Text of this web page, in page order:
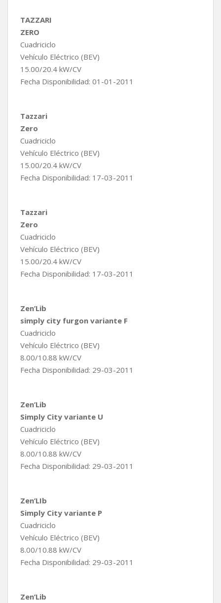
TAZZARI
ZERO
Cuadriciclo
Vehículo Eléctrico (BEV)
15.00/20.4 kW/CV
Fecha Disponibilidad: 01-01-2011
Tazzari
Zero
Cuadriciclo
Vehículo Eléctrico (BEV)
15.00/20.4 kW/CV
Fecha Disponibilidad: 17-03-2011
Tazzari
Zero
Cuadriciclo
Vehículo Eléctrico (BEV)
15.00/20.4 kW/CV
Fecha Disponibilidad: 17-03-2011
Zen’Lib
simply city furgon variante F
Cuadriciclo
Vehículo Eléctrico (BEV)
8.00/10.88 kW/CV
Fecha Disponibilidad: 29-03-2011
Zen’Lib
Simply City variante U
Cuadriciclo
Vehículo Eléctrico (BEV)
8.00/10.88 kW/CV
Fecha Disponibilidad: 29-03-2011
Zen’LIb
Simply City variante P
Cuadriciclo
Vehículo Eléctrico (BEV)
8.00/10.88 kW/CV
Fecha Disponibilidad: 29-03-2011
Zen’Lib